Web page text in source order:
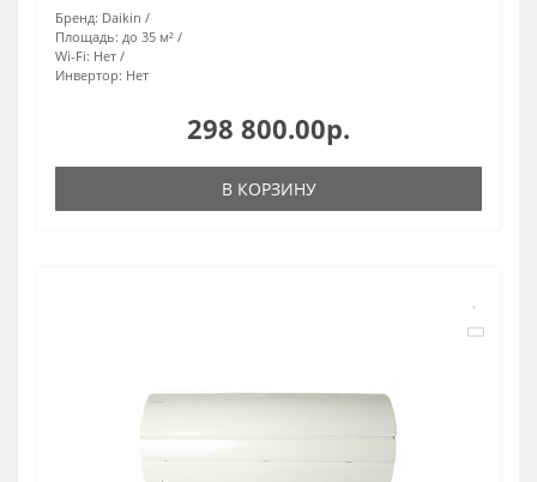
Бренд: Daikin
Площадь: до 35 м²
Wi-Fi: Нет
Инвертор: Нет
298 800.00р.
В КОРЗИНУ